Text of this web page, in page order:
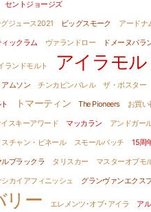
セントジョージズ
ジュース2021
ビッグスモーク
アードナ
ックラム ヴァランドロー ドメーヌパラ
ランドモルト アイラモル
アムソン チンカピンバレル
ザ・ポスター
トマーティン The Pioneers
お買い
スキーアワード
マッカラン
アンドガー
スチャン・ビネール スモールバッチ
15周
ルブラックラ タリスカー
マスターオブモ
シカイアフィニッシュ グランヴァンエクス
リー エレメンツ･オブ･アイラ
ア